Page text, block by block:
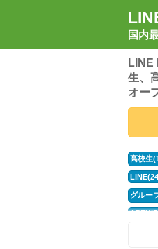
国内
LINE
生、
オー
高校生
グルー